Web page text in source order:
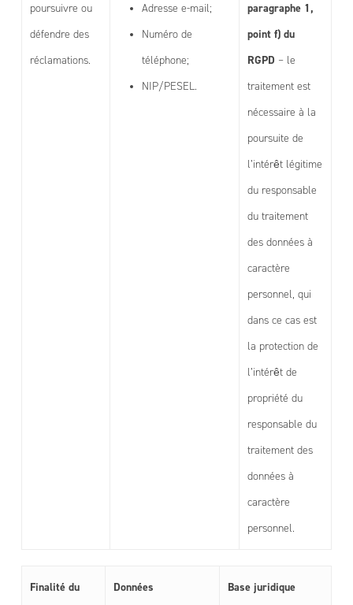
poursuivre ou
défendre des
réclamations.
Adresse e-mail;
Numéro de
téléphone;
NIP/PESEL.
paragraphe 1,
point f) du
RGPD – le
traitement est
nécessaire à la
poursuite de
l’intérêt légitime
du responsable
du traitement
des données à
caractère
personnel, qui
dans ce cas est
la protection de
l’intérêt de
propriété du
responsable du
traitement des
données à
caractère
personnel.
Finalité du Données Base juridique